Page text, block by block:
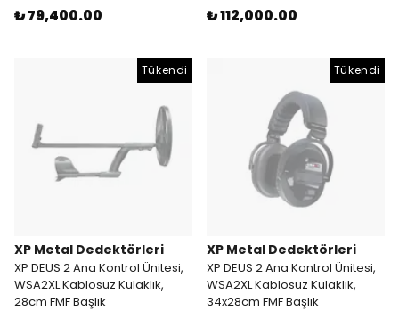
₺ 79,400.00 ₺ 112,000.00
Tükendi
XP Metal Dedektörleri
XP DEUS 2 Ana Kontrol Ünitesi,
WSA2XL Kablosuz Kulaklık,
28cm FMF Başlık
Tükendi
XP Metal Dedektörleri
XP DEUS 2 Ana Kontrol Ünitesi,
WSA2XL Kablosuz Kulaklık,
34x28cm FMF Başlık